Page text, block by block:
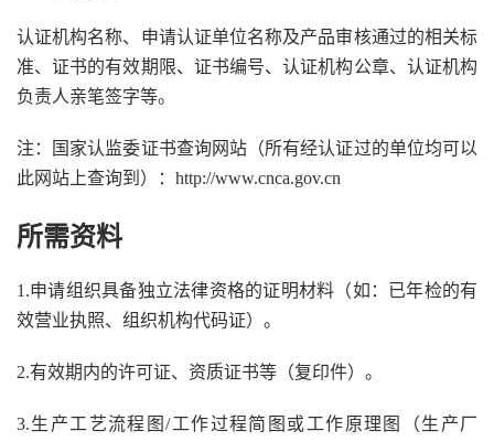
认证机构名称、申请认证单位名称及产品审核通过的相关标
准、证书的有效期限、证书编号、认证机构公章、认证机构
负责人亲笔签字等。
注：国家认监委证书查询网站（所有经认证过的单位均可以
此网站上查询到）：http://www.cnca.gov.cn
所需资料
1.申请组织具备独立法律资格的证明材料（如：已年检的有
效营业执照、组织机构代码证）。
2.有效期内的许可证、资质证书等（复印件）。
3.生产工艺流程图/工作过程简图或工作原理图（生产厂